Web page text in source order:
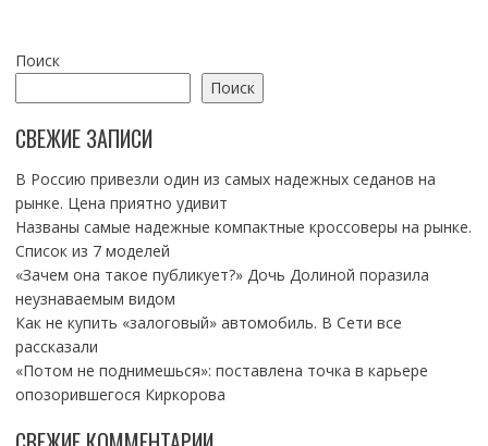
Поиск
Поиск
СВЕЖИЕ ЗАПИСИ
В Россию привезли один из самых надежных седанов на
рынке. Цена приятно удивит
Названы самые надежные компактные кроссоверы на рынке.
Список из 7 моделей
«Зачем она такое публикует?» Дочь Долиной поразила
неузнаваемым видом
Как не купить «залоговый» автомобиль. В Сети все
рассказали
«Потом не поднимешься»: поставлена точка в карьере
опозорившегося Киркорова